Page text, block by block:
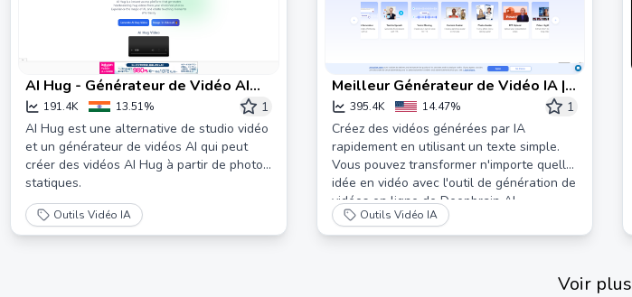
AI Hug - Générateur de Vidéo AI
Hug en Ligne Gratuit
191.4K 13.51%
1
AI Hug est une alternative de studio vidéo
et un générateur de vidéos AI qui peut
créer des vidéos AI Hug à partir de photos
statiques.
Outils Vidéo IA
Meilleur Générateur de Vidéo IA |
AI STUDIOS
395.4K 14.47%
1
Créez des vidéos générées par IA
rapidement en utilisant un texte simple.
Vous pouvez transformer n'importe quelle
idée en vidéo avec l'outil de génération de
vidéos en ligne de Deepbrain AI.
Outils Vidéo IA
Voir plus